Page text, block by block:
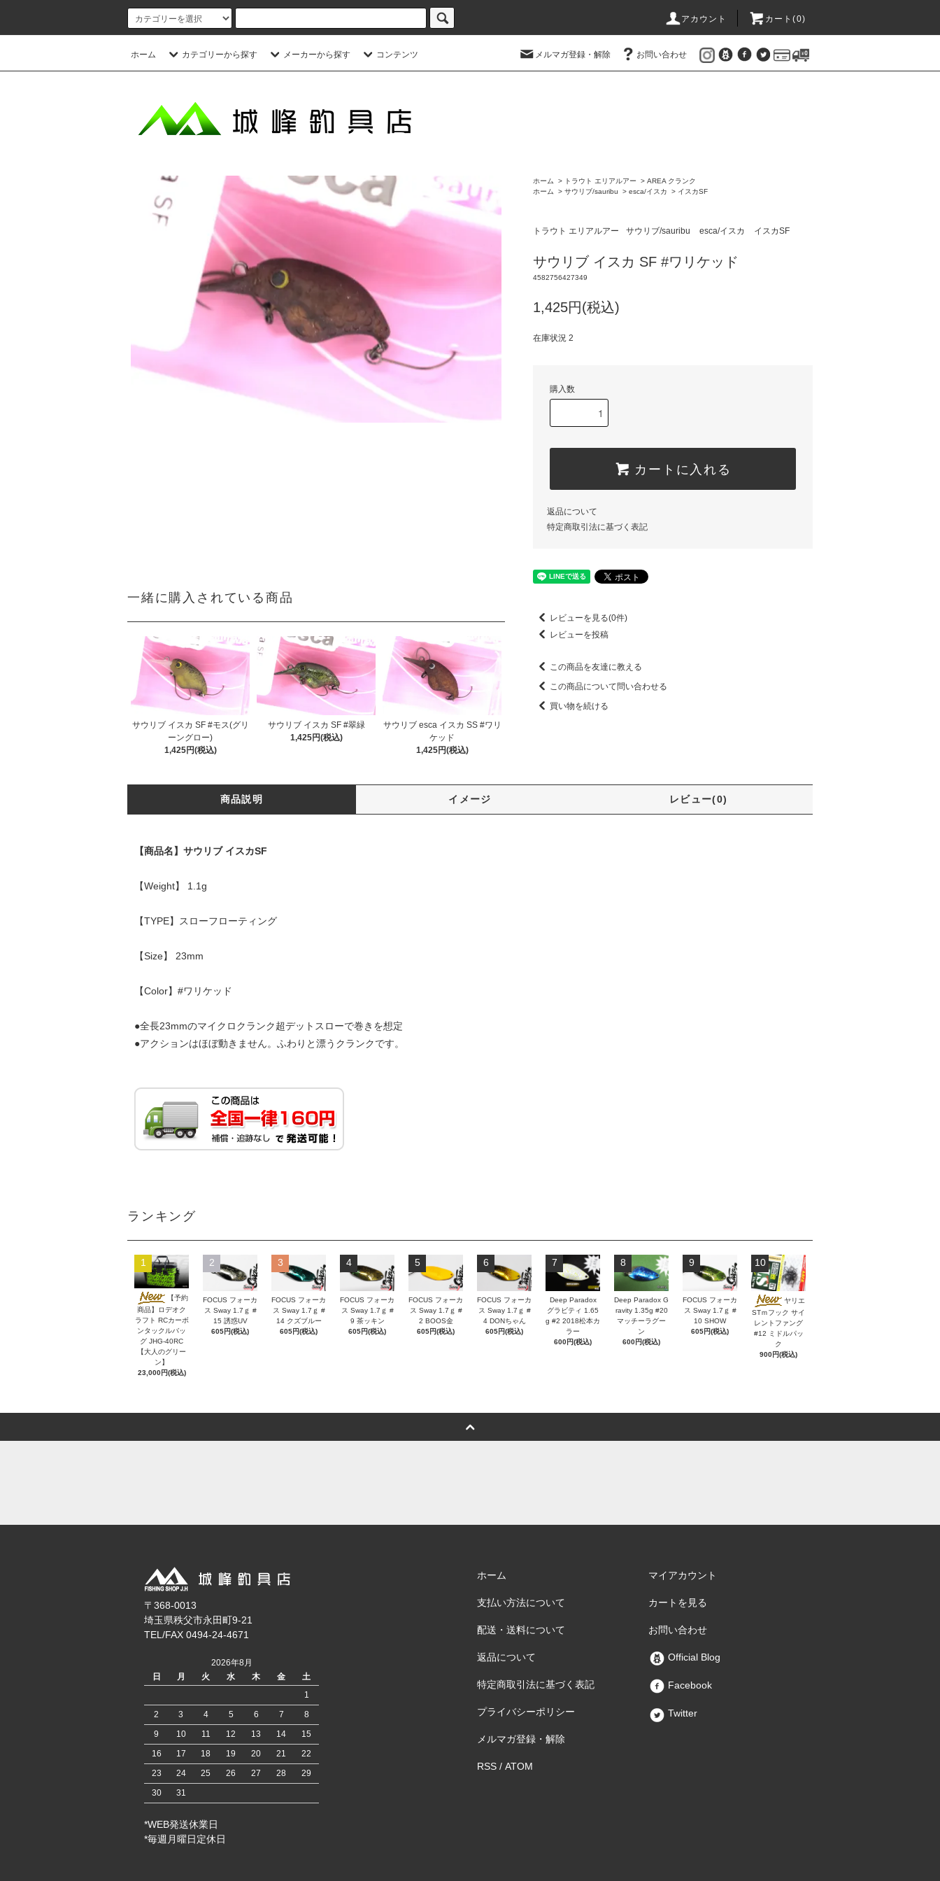
アカウント カート(0)
ホーム カテゴリーから探す メーカーから探す コンテンツ メルマガ登録・解除 お問い合わせ
一緒に購入されている商品
サウリブ イスカ SF #モス(グリ
ーングロー)
1,425円(税込)
サウリブ イスカ SF #翠緑
1,425円(税込)
サウリブ esca イスカ SS #ワリ
ケッド
1,425円(税込)
ホーム > トラウト エリアルアー > AREA クランク
ホーム
> サウリブ/sauribu > esca/イスカ > イスカSF
トラウト エリアルアー サウリブ/sauribu esca/イスカ イスカSF
サウリブ イスカ SF #ワリケッド
4582756427349
1,425円(税込)
在庫状況 2
購入数
カートに入れる
返品について
特定商取引法に基づく表記
レビューを見る(0件)
レビューを投稿
この商品を友達に教える
この商品について問い合わせる
買い物を続ける
商品説明 イメージ レビュー(0)
【商品名】サウリブ イスカSF
【Weight】 1.1g
【TYPE】スローフローティング
【Size】 23mm
【Color】#ワリケッド
●全長23mmのマイクロクランク超デットスローで巻きを想定
●アクションはほぼ動きません。ふわりと漂うクランクです。
ランキング
1
【予約
商品】ロデオク
ラフト RCカーボ
ンタックルバッ
グ JHG-40RC
【大人のグリー
ン】
23,000円(税込)
2
FOCUS フォーカ
ス Sway 1.7ｇ #
15 誘惑UV
605円(税込)
3
FOCUS フォーカ
ス Sway 1.7ｇ #
14 クズブルー
605円(税込)
4
FOCUS フォーカ
ス Sway 1.7ｇ #
9 茶ッキン
605円(税込)
5
FOCUS フォーカ
ス Sway 1.7ｇ #
2 BOOS金
605円(税込)
6
FOCUS フォーカ
ス Sway 1.7ｇ #
4 DONちゃん
605円(税込)
7
Deep Paradox
グラビティ 1.65
g #2 2018松本カ
ラー
600円(税込)
8
Deep Paradox G
ravity 1.35g #20
マッチーラグー
ン
600円(税込)
9
FOCUS フォーカ
ス Sway 1.7ｇ #
10 SHOW
605円(税込)
10
ヤリエ
STｍフック サイ
レントファング
#12 ミドルパッ
ク
900円(税込)
〒368-0013
埼玉県秩父市永田町9-21
TEL/FAX 0494-24-4671
2026年8月
日
月 火 水 木 金
土
1
2
3 4 5 6 7
8
9
10 11 12 13 14
15
16
17 18 19 20 21
22
23
24 25 26 27 28
29
30
31
*WEB発送休業日
*毎週月曜日定休日
ホーム
支払い方法について
配送・送料について
返品について
特定商取引法に基づく表記
プライバシーポリシー
メルマガ登録・解除
RSS/ ATOM
マイアカウント
カートを見る
お問い合わせ
Official Blog
Facebook
Twitter